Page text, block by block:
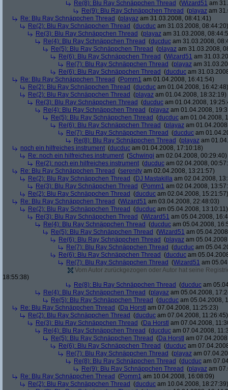
Re(8): Blu Ray Schnäppchen Thread (Wizard51 am
Re(9): Blu Ray Schnäppchen Thread (playaz am
Re: Blu Ray Schnäppchen Thread (playaz am 31.03.2008, 08:41:41)
Re(2): Blu Ray Schnäppchen Thread (ducduc am 31.03.2008, 08:44:20)
Re(3): Blu Ray Schnäppchen Thread (playaz am 31.03.2008,
Re(4): Blu Ray Schnäppchen Thread (ducduc am 31.03.2008,
Re(5): Blu Ray Schnäppchen Thread (playaz am 31.03.2008,
Re(6): Blu Ray Schnäppchen Thread (Wizard51 am
Re(7): Blu Ray Schnäppchen Thread (playaz am
Re(6): Blu Ray Schnäppchen Thread (ducduc am
Re: Blu Ray Schnäppchen Thread (Pomm1 am 01.04.2008, 16:41:54)
Re(2): Blu Ray Schnäppchen Thread (ducduc am 01.04.2008, 16:42:48)
Re(2): Blu Ray Schnäppchen Thread (playaz am 01.04.2008, 18:32:19)
Re(3): Blu Ray Schnäppchen Thread (ducduc am 01.04.2008,
Re(4): Blu Ray Schnäppchen Thread (playaz am 01.04.2008,
Re(5): Blu Ray Schnäppchen Thread (ducduc am 01.04.2008,
Re(6): Blu Ray Schnäppchen Thread (playaz am
Re(7): Blu Ray Schnäppchen Thread (ducduc am
Re(8): Blu Ray Schnäppchen Thread (playaz am
noch ein hilfreiches instrument (ducduc am 01.04.2008, 17:10:18)
Re: noch ein hilfreiches instrument (Schwingi am 02.04.2008, 00:29:40)
Re(2): noch ein hilfreiches instrument (ducduc am 02.04.2008,
Re: Blu Ray Schnäppchen Thread (serenity am 02.04.2008, 13:21:57)
Re(2): Blu Ray Schnäppchen Thread (DJ Mastakilla am 02.04.2008,
Re(3): Blu Ray Schnäppchen Thread (Pomm1 am 02.04.2008,
Re(2): Blu Ray Schnäppchen Thread (ducduc am 02.04.2008, 15:21:57)
Re: Blu Ray Schnäppchen Thread (Wizard51 am 03.04.2008, 22:48:03)
Re(2): Blu Ray Schnäppchen Thread (ducduc am 05.04.2008, 13:10:11)
Re(3): Blu Ray Schnäppchen Thread (Wizard51 am 05.04.2008,
Re(4): Blu Ray Schnäppchen Thread (ducduc am 05.04.2008,
Re(5): Blu Ray Schnäppchen Thread (Wizard51 am
Re(6): Blu Ray Schnäppchen Thread (playaz am
Re(7): Blu Ray Schnäppchen Thread (ducduc am
Re(6): Blu Ray Schnäppchen Thread (ducduc am
Re(7): Blu Ray Schnäppchen Thread (Wizard51 am
Vom Autor zurückgezogen oder Autor hat seine
18:55:38)
Re(8): Blu Ray Schnäppchen Thread (ducduc am
Re(4): Blu Ray Schnäppchen Thread (playaz am 05.04.2008,
Re(5): Blu Ray Schnäppchen Thread (ducduc am 05.04.2008,
Re: Blu Ray Schnäppchen Thread (Da Horstl am 07.04.2008, 11:25:23)
Re(2): Blu Ray Schnäppchen Thread (ducduc am 07.04.2008, 11:26:45)
Re(3): Blu Ray Schnäppchen Thread (Da Horstl am 07.04.2008,
Re(4): Blu Ray Schnäppchen Thread (ducduc am 07.04.2008,
Re(5): Blu Ray Schnäppchen Thread (Da Horstl am
Re(6): Blu Ray Schnäppchen Thread (ducduc am
Re(7): Blu Ray Schnäppchen Thread (playaz am
Re(8): Blu Ray Schnäppchen Thread (ducduc am
Re(9): Blu Ray Schnäppchen Thread (playaz am
Re: Blu Ray Schnäppchen Thread (Pomm1 am 10.04.2008, 16:08:09)
Re(2): Blu Ray Schnäppchen Thread (ducduc am 10.04.2008, 18:27:39)